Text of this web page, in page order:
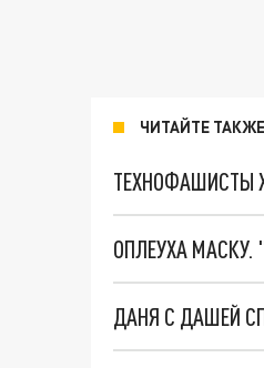
ЧИТАЙТЕ
ТЕХНОФАШИСТЫ
ОПЛЕУХА МАСКУ.
ДАНЯ С ДАШЕЙ